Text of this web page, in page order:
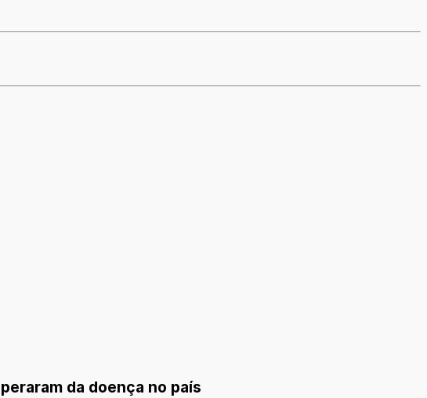
da doença no país